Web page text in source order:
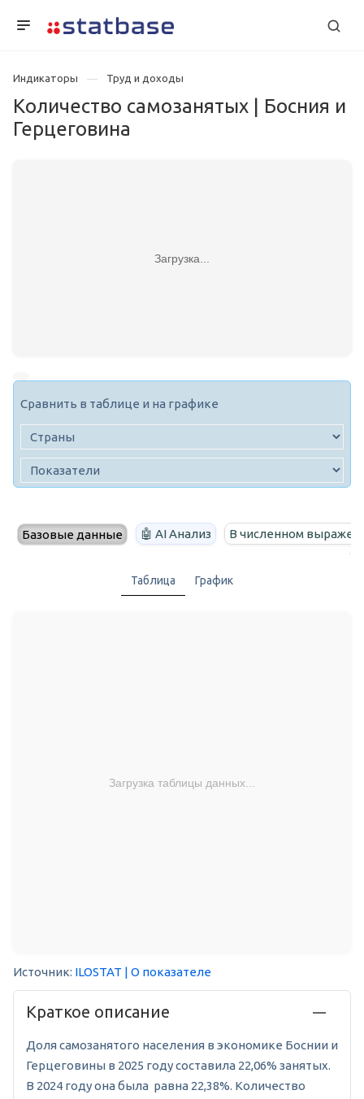
Индикаторы Труд и доходы
Количество самозанятых | Босния и
Герцеговина
Загрузка...
Сравнить в таблице и на графике
Базовые данные 🤖 AI Анализ В численном
Таблица График
Загрузка таблицы данных...
Источник: ILOSTAT | О показателе
Краткое описание
Доля самозанятого населения в экономике Боснии и
Герцеговины в 2025 году составила 22,06% занятых.
В 2024 году она была равна 22,38%. Количество